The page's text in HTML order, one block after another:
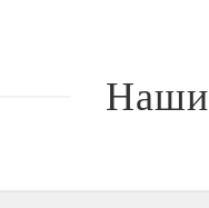
Наши